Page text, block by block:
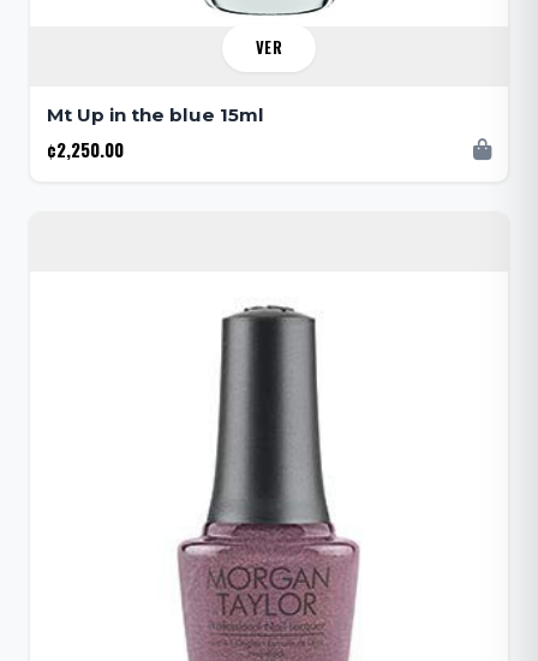
VER
Mt Up in the blue 15ml
¢2,250.00